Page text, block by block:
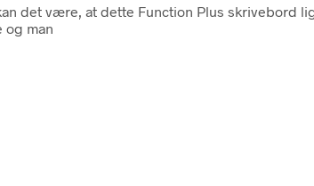
det være, at dette Function Plus
og man